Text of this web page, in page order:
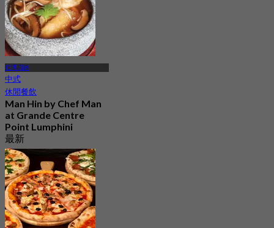
拉瑪四路
中式
休閒餐飲
Man Hin by Chef Man
at Grande Centre
Point Lumphini
最新
4.4
起฿ 410